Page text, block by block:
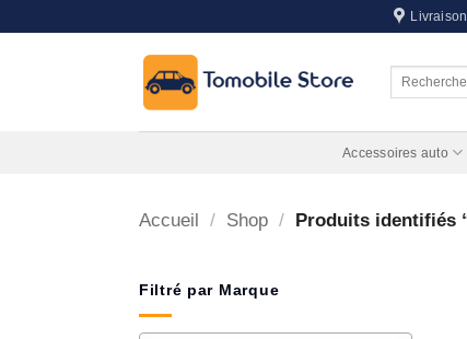
au
Accessoires auto
Accueil / Shop / Produits identifiés
Filtré par Marque